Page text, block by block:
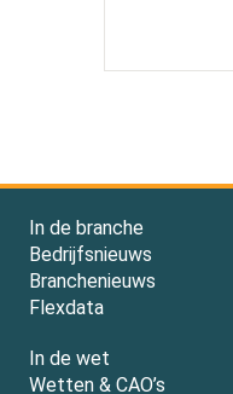
In de branche
Bedrijfsnieuws
Branchenieuws
Flexdata
In de wet
Wetten & CAO’s